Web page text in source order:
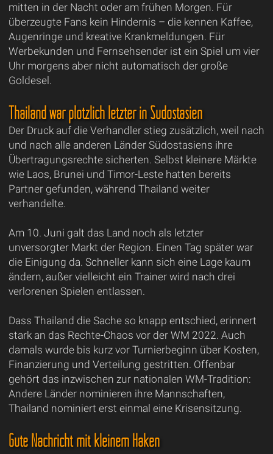
mitten in der Nacht oder am frühen Morgen. Für
überzeugte Fans kein Hindernis – die kennen Kaffee,
Augenringe und kreative Krankmeldungen. Für
Werbekunden und Fernsehsender ist ein Spiel um vier
Uhr morgens aber nicht automatisch der große
Goldesel.
Thailand war plötzlich letzter in Südostasien
Der Druck auf die Verhandler stieg zusätzlich, weil nach
und nach alle anderen Länder Südostasiens ihre
Übertragungsrechte sicherten. Selbst kleinere Märkte
wie Laos, Brunei und Timor-Leste hatten bereits
Partner gefunden, während Thailand weiter
verhandelte.
Am 10. Juni galt das Land noch als letzter
unversorgter Markt der Region. Einen Tag später war
die Einigung da. Schneller kann sich eine Lage kaum
ändern, außer vielleicht ein Trainer wird nach drei
verlorenen Spielen entlassen.
Dass Thailand die Sache so knapp entschied, erinnert
stark an das Rechte-Chaos vor der WM 2022. Auch
damals wurde bis kurz vor Turnierbeginn über Kosten,
Finanzierung und Verteilung gestritten. Offenbar
gehört das inzwischen zur nationalen WM-Tradition:
Andere Länder nominieren ihre Mannschaften,
Thailand nominiert erst einmal eine Krisensitzung.
Gute Nachricht mit kleinem Haken